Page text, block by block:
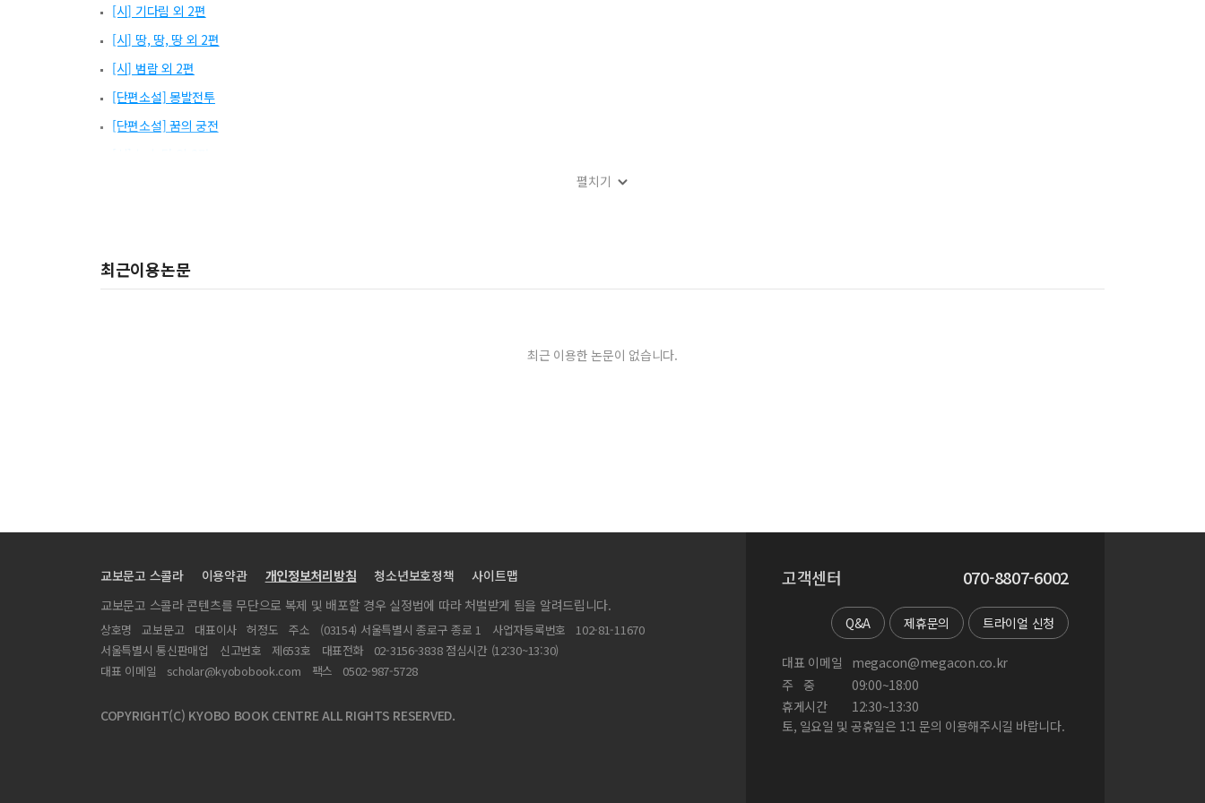
[시] 기다림 외 2편
[시] 땅, 땅, 땅 외 2편
[시] 범람 외 2편
[단편소설] 몽발전투
[단편소설] 꿈의 궁전
[특집1] 무표정한 얼굴 너머의 심연 - 하성란, 『푸른수염의 첫번째 아내』
[기획] 친일문학의 내적 논리와 여성(성)의 전유 양상 - 이광수와 채만식의 친일소설을 중심으로
[단편소설] 감이 익을 무렵
[시] 노을 시편 외 2편
[제9회 실천문학 신인상 발표] 당선시 - 1998년 겨울, 영종도 외 4편
[연작소설] 유랑 가족(제3회)
펼치기
최근이용논문
최근 이용한 논문이 없습니다.
교보문고 스콜라 이용약관 개인정보처리방침 청소년보호정책
사이트맵
교보문고 스콜라 콘텐츠를 무단으로 복제 및 배포할 경우 실정법에 따라 처벌받게 됨을 알려드립니다.
상호명 교보문고 대표이사 허정도 주소 (03154) 서울특별시 종로구 종로 1 사업자등록번호
102-81-11670
서울특별시 통신판매업
신고번호 제653호 대표전화
02-3156-3838 점심시간 (12:30~13:30)
대표 이메일
scholar@kyobobook.com 팩스 0502-987-5728
COPYRIGHT(C) KYOBO BOOK CENTRE ALL RIGHTS RESERVED.
고객센터 070-8807-6002
Q&A 제휴문의 트라이얼 신청
대표 이메일
megacon@megacon.co.kr
주
중
09:00~18:00
휴게시간
12:30~13:30
토, 일요일 및 공휴일은 1:1 문의 이용해주시길 바랍니다.